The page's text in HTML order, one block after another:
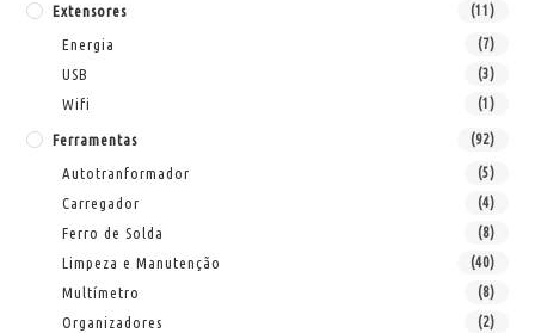
Extensores (11)
Energia (7)
USB (3)
Wifi (1)
Ferramentas (92)
Autotranformador (5)
Carregador (4)
Ferro de Solda (8)
Limpeza e Manutenção (40)
Multímetro (8)
Organizadores (2)